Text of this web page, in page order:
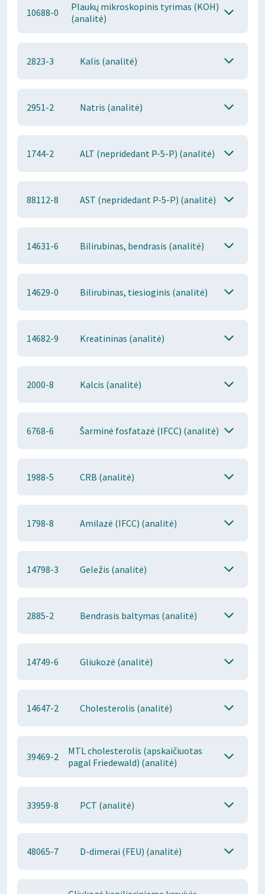
10688-0
Plaukų mikroskopinis tyrimas (KOH)
(analitė)
2823-3 Kalis (analitė)
2951-2 Natris (analitė)
1744-2 ALT (nepridedant P-5-P) (analitė)
88112-8 AST (nepridedant P-5-P) (analitė)
14631-6 Bilirubinas, bendrasis (analitė)
14629-0 Bilirubinas, tiesioginis (analitė)
14682-9 Kreatininas (analitė)
2000-8 Kalcis (analitė)
6768-6 Šarminė fosfatazė (IFCC) (analitė)
1988-5 CRB (analitė)
1798-8 Amilazė (IFCC) (analitė)
14798-3 Geležis (analitė)
2885-2 Bendrasis baltymas (analitė)
14749-6 Gliukozė (analitė)
14647-2 Cholesterolis (analitė)
39469-2
MTL cholesterolis (apskaičiuotas
pagal Friedewald) (analitė)
33959-8 PCT (analitė)
48065-7 D-dimerai (FEU) (analitė)